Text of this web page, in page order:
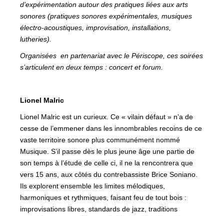
d’expérimentation autour des pratiques liées aux arts
sonores (pratiques sonores expérimentales, musiques
électro-acoustiques, improvisation, installations,
lutheries).
Organisées en partenariat avec le Périscope, ces soirées
s’articulent en deux temps : concert et forum.
Lionel Malric
Lionel Malric est un curieux. Ce « vilain défaut » n’a de
cesse de l’emmener dans les innombrables recoins de ce
vaste territoire sonore plus communément nommé
Musique. S’il passe dès le plus jeune âge une partie de
son temps à l’étude de celle ci, il ne la rencontrera que
vers 15 ans, aux côtés du contrebassiste Brice Soniano
Ils explorent ensemble les limites mélodiques,
harmoniques et rythmiques, faisant feu de tout bois :
improvisations libres, standards de jazz, traditions